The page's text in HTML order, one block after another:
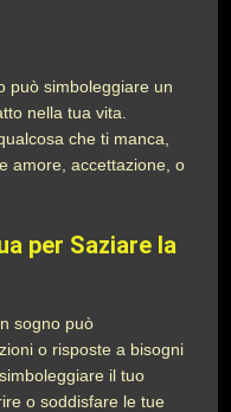
può simboleggiare un
nella tua vita.
che ti manca,
amore, accettazione, o
per Saziare la
sogno può
o risposte a bisogni
il tuo
o soddisfare le tue